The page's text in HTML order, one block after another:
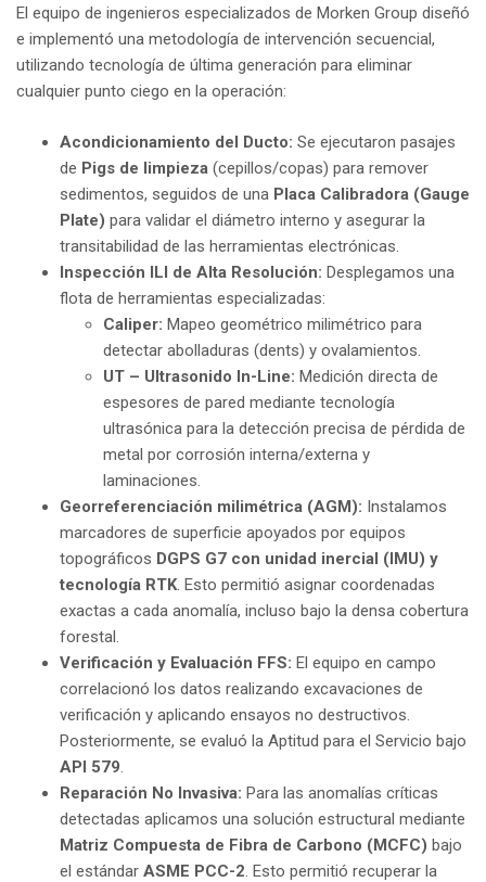
El equipo de ingenieros especializados de Morken Group diseñó
e implementó una metodología de intervención secuencial,
utilizando tecnología de última generación para eliminar
cualquier punto ciego en la operación:
Acondicionamiento del Ducto: Se ejecutaron pasajes
de Pigs de limpieza (cepillos/copas) para remover
sedimentos, seguidos de una Placa Calibradora (Gauge
Plate) para validar el diámetro interno y asegurar la
transitabilidad de las herramientas electrónicas.
Inspección ILI de Alta Resolución: Desplegamos una
flota de herramientas especializadas:
Caliper: Mapeo geométrico milimétrico para
detectar abolladuras (dents) y ovalamientos.
UT – Ultrasonido In-Line: Medición directa de
espesores de pared mediante tecnología
ultrasónica para la detección precisa de pérdida de
metal por corrosión interna/externa y
laminaciones.
Georreferenciación milimétrica (AGM): Instalamos
marcadores de superficie apoyados por equipos
topográficos DGPS G7 con unidad inercial (IMU) y
tecnología RTK. Esto permitió asignar coordenadas
exactas a cada anomalía, incluso bajo la densa cobertura
forestal.
Verificación y Evaluación FFS: El equipo en campo
correlacionó los datos realizando excavaciones de
verificación y aplicando ensayos no destructivos.
Posteriormente, se evaluó la Aptitud para el Servicio bajo
API 579
Reparación No Invasiva: Para las anomalías críticas
detectadas aplicamos una solución estructural mediante
Matriz Compuesta de Fibra de Carbono (MCFC) bajo
el estándar ASME PCC-2 . Esto permitió recuperar la